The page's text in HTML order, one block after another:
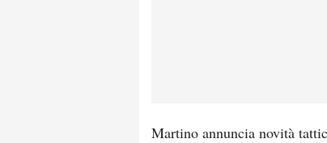
Martino annuncia novità